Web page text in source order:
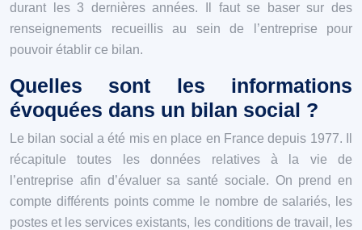
durant les 3 dernières années. Il faut se baser sur des
renseignements recueillis au sein de l’entreprise pour
pouvoir établir ce bilan.
Quelles sont les informations
évoquées dans un bilan social ?
Le bilan social a été mis en place en France depuis 1977. Il
récapitule toutes les données relatives à la vie de
l’entreprise afin d’évaluer sa santé sociale. On prend en
compte différents points comme le nombre de salariés, les
postes et les services existants, les conditions de travail, les